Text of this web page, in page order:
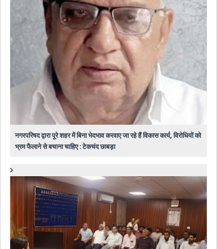
नगरपरिषद द्वारा पूरे शहर में बिना भेदभाव करवाए जा रहे हैं विकास कार्य, विरोधियों को
भ्रम फैलाने से बचाना चाहिए : टेकचंद छाबड़ा